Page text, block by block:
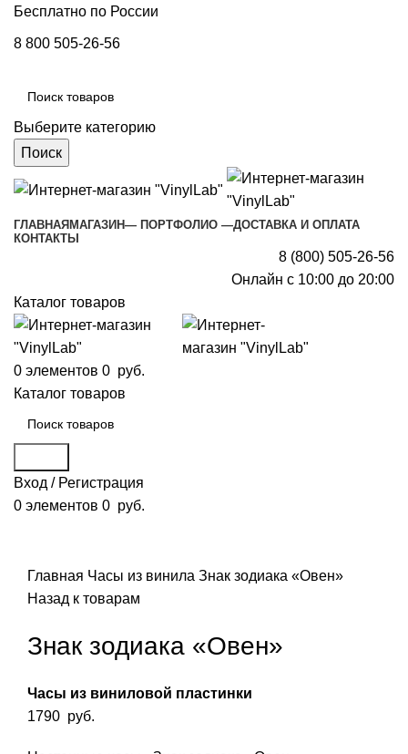
Бесплатно по России
8 800 505-26-56
Выберите категорию
Поиск
ГЛАВНАЯ МАГАЗИН— ПОРТФОЛИО —ДОСТАВКА И ОПЛАТА
КОНТАКТЫ
8 (800) 505-26-56
Онлайн с 10:00 до 20:00
Каталог товаров
0 элементов 0 руб.
Каталог товаров
Вход / Регистрация
0 элементов 0 руб.
Главная Часы из винила Знак зодиака «Овен»
Назад к товарам
Знак зодиака «Овен»
Часы из виниловой пластинки
1790 руб.